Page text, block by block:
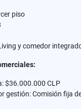
piso
y comedor
$36.000.000 CLP
gestión: Comisión fija